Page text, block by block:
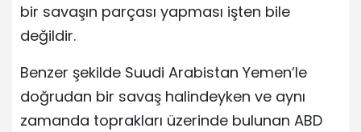
bir savaşın parçası yapması işten bile
değildir.
Benzer şekilde Suudi Arabistan Yemen’le
doğrudan bir savaş halindeyken ve aynı
zamanda toprakları üzerinde bulunan ABD